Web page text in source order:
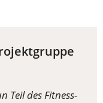
Teil des Fitness-